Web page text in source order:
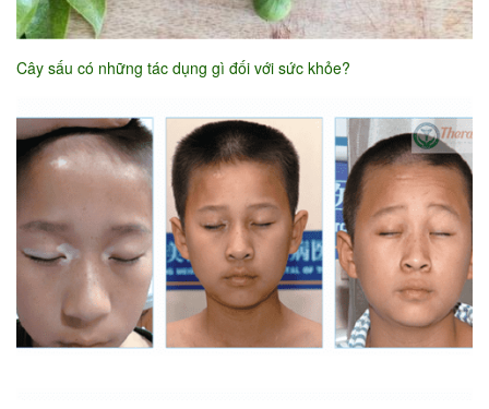
Cây sấu có những tác dụng gì đối với sức khỏe?